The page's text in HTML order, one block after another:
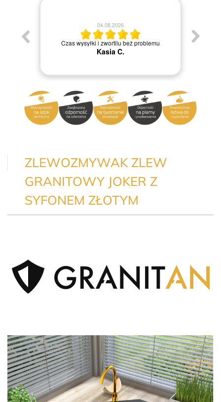
04.08.2026
Czas wysyłki i zwortilu beż problemu
Kasia C.
Jestem
ZLEWOZMYWAK ZLEW
GRANITOWY JOKER Z
SYFONEM ZŁOTYM